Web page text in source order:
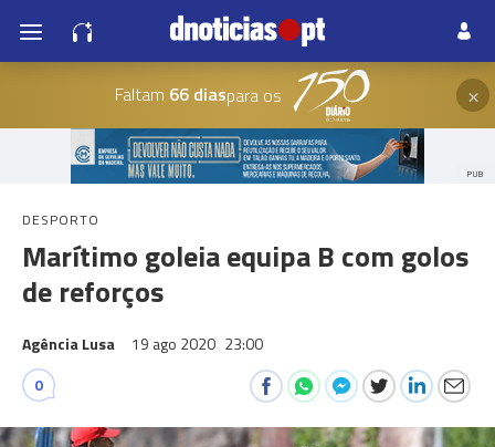
Faltam 66 diaspara os ×
PUB
DESPORTO
Marítimo goleia equipa B com golos
de reforços
Agência Lusa 19 ago 2020 23:00
0